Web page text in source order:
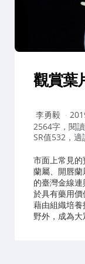
觀賞葉
作
者：
李勇毅
2564字，閱
SR值532，適
市面上常見
蘭屬、開唇
的臺灣金線
於具有藥用
藉由組織培
野外，成為大